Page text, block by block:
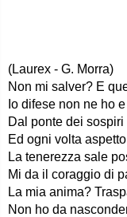
(Laurex - G. Morra)
Non mi salver? E
Io difese non ne ho
Dal ponte dei
Ed ogni volta
La tenerezza sale
Mi da il coraggio di
La mia anima?
Non ho da